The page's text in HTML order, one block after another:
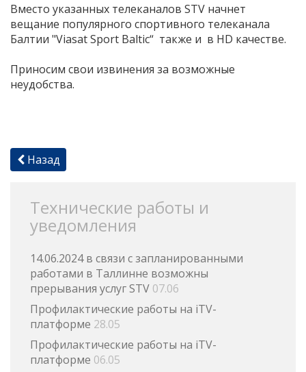
Вместо указанных телеканалов STV начнет
вещание популярного спортивного телеканала
Балтии "Viasat Sport Baltic“ также и в HD качестве.
Приносим свои извинения за возможные
неудобства.
Назад
Технические работы и
уведомления
14.06.2024 в связи с запланированными
работами в Таллинне возможны
прерывания услуг STV 07.06
Профилактические работы на iTV-
платформе 28.05
Профилактические работы на iTV-
платформе 06.05